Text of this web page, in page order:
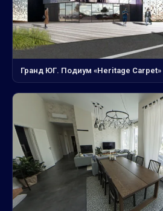
Гранд ЮГ. Подиум «Heritage Carpet»